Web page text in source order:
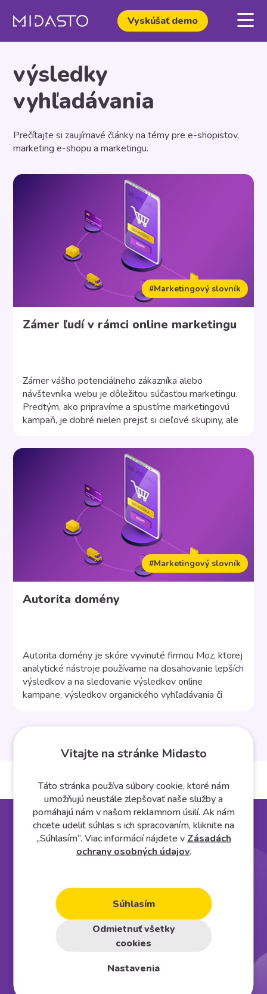
Vyskúšať demo
výsledky
vyhľadávania
Prečítajte si zaujímavé články na témy pre e-shopistov,
marketing e-shopu a marketingu.
#Marketingový slovník
Zámer ľudí v rámci online marketingu
Zámer vášho potenciálneho zákazníka alebo
návštevníka webu je dôležitou súčasťou marketingu.
Predtým, ako pripravíme a spustíme marketingovú
kampaň, je dobré nielen prejsť si cieľové skupiny, ale
zaujímať a aký má zámer.
#Marketingový slovník
Autorita domény
Autorita domény je skóre vyvinuté firmou Moz, ktorej
analytické nástroje používame na dosahovanie lepších
výsledkov a na sledovanie výsledkov online
kampane, výsledkov organického vyhľadávania či
umiestňovať vo vyhľadávaní a dá sa zistiť […]
Založte si vlastnýe⁠-⁠shop
Vitajte na stránke Midasto
Táto stránka používa súbory cookie, ktoré nám
umožňujú neustále zlepšovať naše služby a
pomáhajú nám v našom reklamnom úsilí. Ak nám
chcete udeliť súhlas s ich spracovaním, kliknite na
„Súhlasím“. Viac informácií nájdete v Zásadách
ochrany osobných údajov.
Súhlasím
Odmietnuť všetky
cookies
Nastavenia